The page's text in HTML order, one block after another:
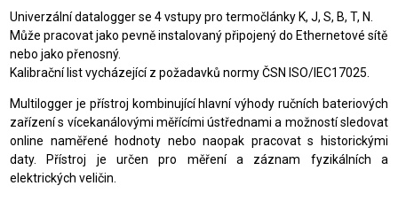
Univerzální datalogger se 4 vstupy pro termočlánky K, J, S, B, T, N.
Může pracovat jako pevně instalovaný připojený do Ethernetové sítě
nebo jako přenosný.
Kalibrační list vycházející z požadavků normy ČSN ISO/IEC17025.
Multilogger je přístroj kombinující hlavní výhody ručních bateriových
zařízení s vícekanálovými měřícími ústřednami a možností sledovat
online naměřené hodnoty nebo naopak pracovat s historickými
daty. Přístroj je určen pro měření a záznam fyzikálních a
elektrických veličin.